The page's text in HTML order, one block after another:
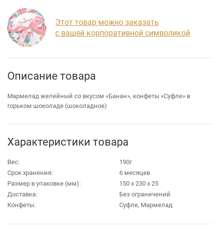
Этот товар можно заказать
с вашей корпоративной символикой
Описание товара
Мармелад желейный со вкусом «Банан», конфеты «Суфле» в
горьком шоколаде (шоколадное)
Характеристики товара
Вес:
190г
Срок хранения:
6 месяцев
Размер в упаковке (мм):
150 х 230 х 25
Доставка:
Без ограничений
Конфеты:
Суфле, Мармелад